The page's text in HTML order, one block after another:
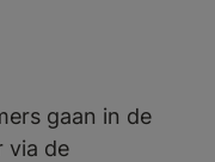
gaan in de
via de